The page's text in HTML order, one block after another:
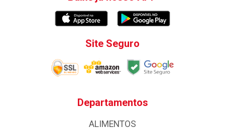
Site Seguro
Departamentos
ALIMENTOS